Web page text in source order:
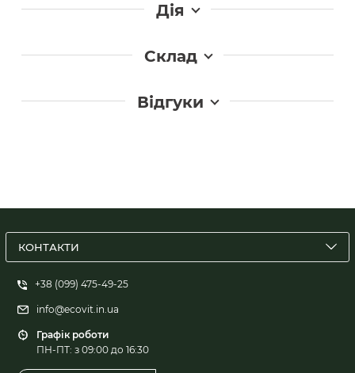
Дія
Склад
Відгуки
КОНТАКТИ
+38 (099) 475-49-25
info@ecovit.in.ua
Графік роботи
ПН-ПТ: з 09:00 до 16:30